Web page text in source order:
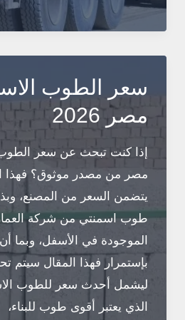
الطوب
الاحمر
اليوم
2026
تحديث
سعر الطوب
مصر 2026
إذا كنت تبحث عن سعر
مصر من مصدر موثوق؟ فهذا
يتضمن السعر من المصنع،
طوب اسمنتي من شركة
الموجودة في الأسفل، وبما أن
بإستمرار فهذا المقال سيتم
ليشمل أحدث سعر للطوب
الذي يعتبر أقوى طوب للبناء،